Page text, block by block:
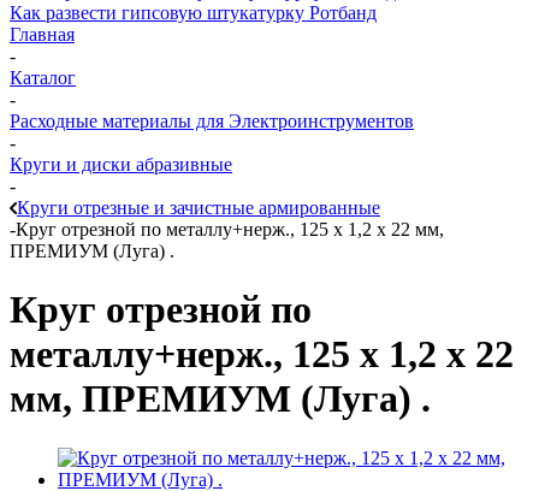
Как развести гипсовую штукатурку Ротбанд
Главная
-
Каталог
-
Расходные материалы для Электроинструментов
-
Круги и диски абразивные
-
Круги отрезные и зачистные армированные
-Круг отрезной по металлу+нерж., 125 х 1,2 х 22 мм,
ПРЕМИУМ (Луга) .
Круг отрезной по
металлу+нерж., 125 х 1,2 х 22
мм, ПРЕМИУМ (Луга) .